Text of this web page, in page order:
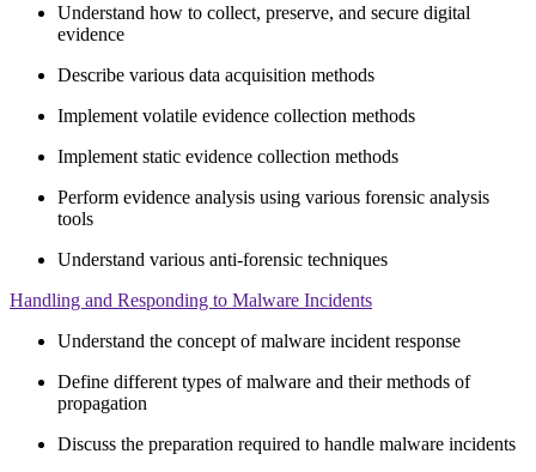
Understand how to collect, preserve, and secure digital
evidence
Describe various data acquisition methods
Implement volatile evidence collection methods
Implement static evidence collection methods
Perform evidence analysis using various forensic analysis
tools
Understand various anti-forensic techniques
Handling and Responding to Malware Incidents
Understand the concept of malware incident response
Define different types of malware and their methods of
propagation
Discuss the preparation required to handle malware incidents